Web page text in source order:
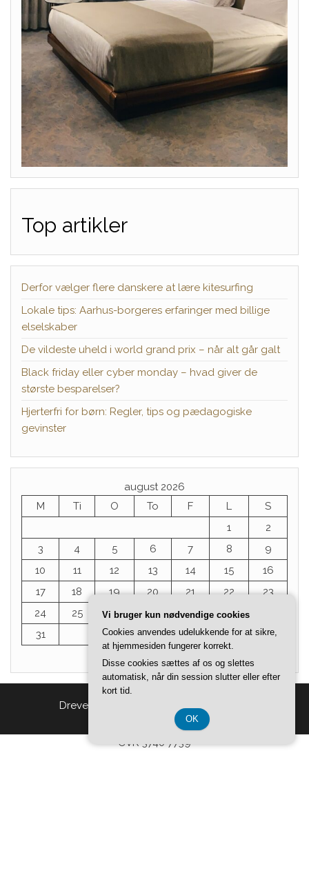
Top artikler
Derfor vælger flere danskere at lære kitesurfing
Lokale tips: Aarhus-borgeres erfaringer med billige
elselskaber
De vildeste uheld i world grand prix – når alt går galt
Black friday eller cyber monday – hvad giver de
største besparelser?
Hjerterfri for børn: Regler, tips og pædagogiske
gevinster
august 2026
M
Ti O To F L
S
1
2
3
4 5 6 7 8
9
10
11 12 13 14 15
16
17
18 19 20 21 22
23
24
25 26 27 28 29
31
Drevet af Tema:Head Blog
CVR 3740 7739
Vi bruger kun nødvendige cookies
Cookies anvendes udelukkende for at sikre,
at hjemmesiden fungerer korrekt.
Disse cookies sættes af os og slettes
automatisk, når din session slutter eller efter
kort tid.
OK